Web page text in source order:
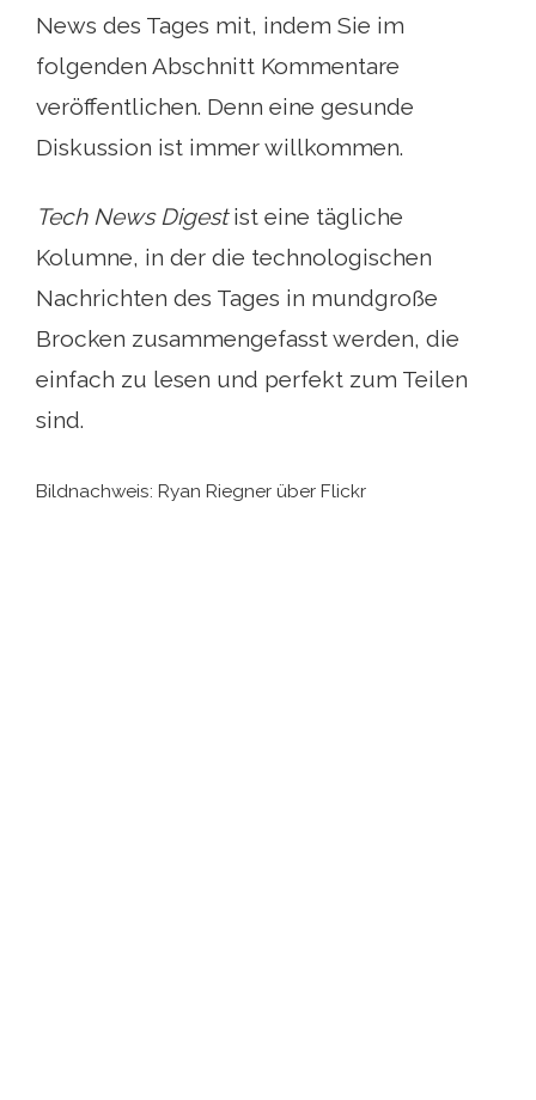
News des Tages mit, indem Sie im
folgenden Abschnitt Kommentare
veröffentlichen. Denn eine gesunde
Diskussion ist immer willkommen.
Tech News Digestist eine tägliche
Kolumne, in der die technologischen
Nachrichten des Tages in mundgroße
Brocken zusammengefasst werden, die
einfach zu lesen und perfekt zum Teilen
sind.
Bildnachweis: Ryan Riegner über Flickr